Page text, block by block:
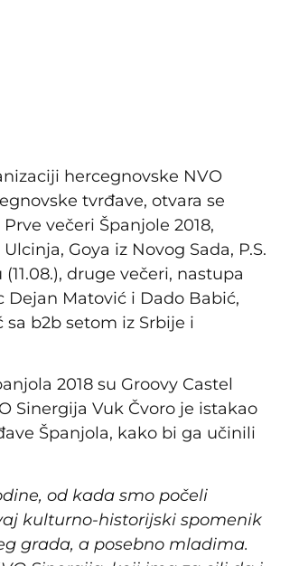
hercegnovske NVO
tvrđave, otvara se
večeri Španjole 2018,
Goya iz Novog Sada, P.S.
druge večeri, nastupa
Dejan Matović i Dado Babić,
b2b setom iz Srbije i
2018 su Groovy Castel
Sinergija Vuk Čvoro je istakao
Španjola, kako bi ga učinili
od kada smo počeli
kulturno-historijski spomenik
grada, a posebno mladima.